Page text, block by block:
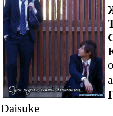
Daisuke